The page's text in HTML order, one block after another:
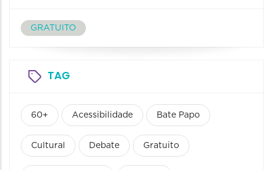
GRATUITO
TAG
60+ Acessibilidade Bate Papo
Cultural Debate Gratuito